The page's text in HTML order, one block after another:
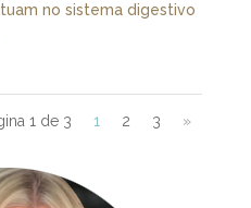
no sistema digestivo
1 de 3 1 2 3 »